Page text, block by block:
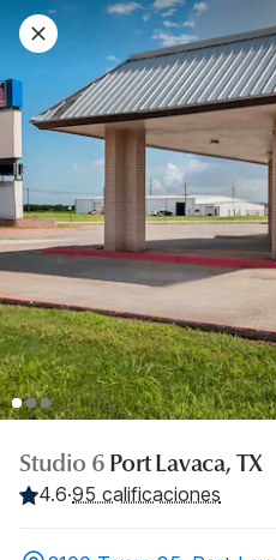
Studio 6 Port Lavaca, TX
4.6·95 calificaciones